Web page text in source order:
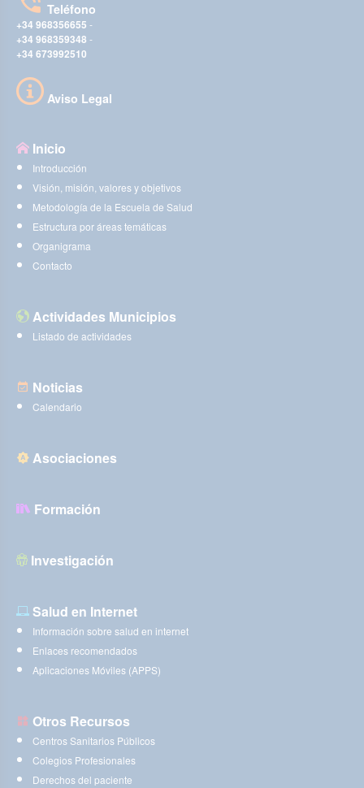
Teléfono
+34 968356655 -
+34 968359348 -
+34 673992510
Aviso Legal
Inicio
Introducción
Visión, misión, valores y objetivos
Metodología de la Escuela de Salud
Estructura por áreas temáticas
Organigrama
Contacto
Actividades Municipios
Listado de actividades
Noticias
Calendario
Asociaciones
Formación
Investigación
Salud en Internet
Información sobre salud en internet
Enlaces recomendados
Aplicaciones Móviles (APPS)
Otros Recursos
Centros Sanitarios Públicos
Colegios Profesionales
Derechos del paciente